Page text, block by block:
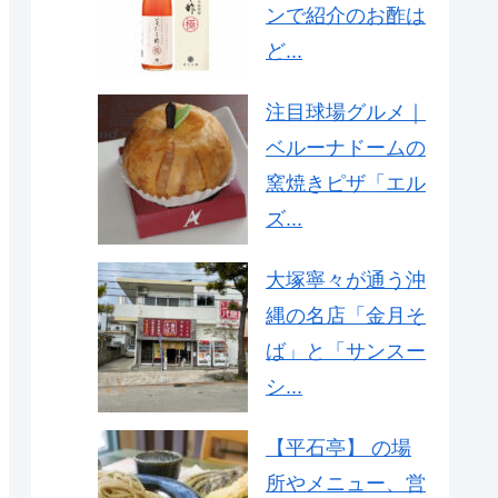
ンで紹介のお酢は
ど...
注目球場グルメ｜
ベルーナドームの
窯焼きピザ「エル
ズ...
大塚寧々が通う沖
縄の名店「金月そ
ば」と「サンスー
シ...
【平石亭】 の場
所やメニュー、営